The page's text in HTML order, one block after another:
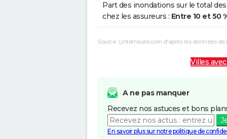
Part des inondations sur le total
chez les assureurs : Entre 10 et 50
Source : Linternaute.com d'après les données de
Villes
A ne pas manquer
Recevez nos astuces et bons
En savoir plus sur notre politique de